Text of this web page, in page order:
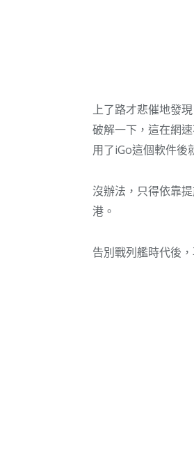
上了路才悲催地發
破解一下，這在網
用了iGo這個軟件後
沒辦法，只得依靠
港。
告別戰列艦時代後